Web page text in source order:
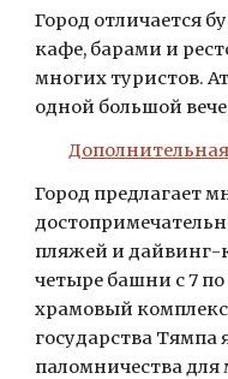
Город отличается
кафе, барами и
многих туристов.
одной большой
Город предлагает
пляжей и дайвинг-
четыре башни с 7
храмовый комплекс
государства Тямпа
паломничества для